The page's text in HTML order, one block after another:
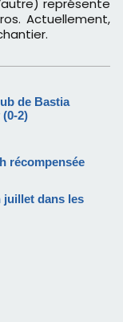
représente
Actuellement,
de Bastia
2)
récompensée
juillet dans les